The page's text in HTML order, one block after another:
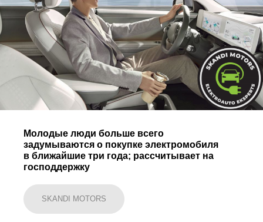
Молодые люди больше всего
задумываются о покупке электромобиля
в ближайшие три года; рассчитывает на
господдержку
SKANDI MOTORS